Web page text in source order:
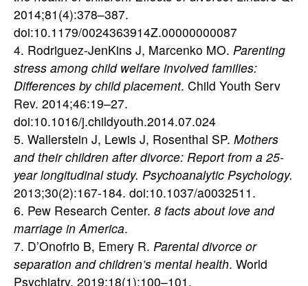
2014;81(4):378–387.
doi:10.1179/0024363914Z.00000000087
4. Rodriguez-JenKins J, Marcenko MO. Parenting
stress among child welfare involved families:
Differences by child placement. Child Youth Serv
Rev. 2014;46:19–27.
doi:10.1016/j.childyouth.2014.07.024
5. Wallerstein J, Lewis J, Rosenthal SP. Mothers
and their children after divorce: Report from a 25-
year longitudinal study. Psychoanalytic Psychology.
2013;30(2):167-184. doi:10.1037/a0032511.
6. Pew Research Center. 8 facts about love and
marriage in America.
7. D’Onofrio B, Emery R. Parental divorce or
separation and children’s mental health. World
Psychiatry. 2019;18(1):100–101.